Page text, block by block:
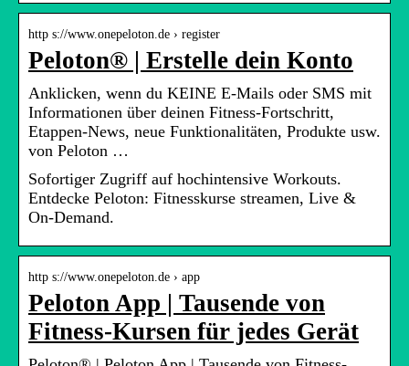
http s://www.onepeloton.de › register
Peloton® | Erstelle dein Konto
Anklicken, wenn du KEINE E-Mails oder SMS mit
Informationen über deinen Fitness-Fortschritt,
Etappen-News, neue Funktionalitäten, Produkte usw.
von Peloton …
Sofortiger Zugriff auf hochintensive Workouts.
Entdecke Peloton: Fitnesskurse streamen, Live &
On-Demand.
http s://www.onepeloton.de › app
Peloton App | Tausende von
Fitness-Kursen für jedes Gerät